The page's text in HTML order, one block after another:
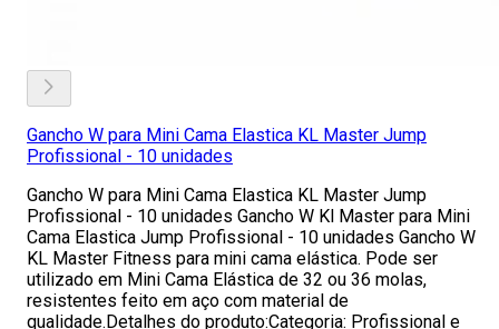
Gancho W para Mini Cama Elastica KL Master Jump
Profissional - 10 unidades
Gancho W para Mini Cama Elastica KL Master Jump
Profissional - 10 unidades Gancho W Kl Master para Mini
Cama Elastica Jump Profissional - 10 unidades Gancho W
KL Master Fitness para mini cama elástica. Pode ser
utilizado em Mini Cama Elástica de 32 ou 36 molas,
resistentes feito em aço com material de
qualidade.Detalhes do produto:Categoria: Profissional e